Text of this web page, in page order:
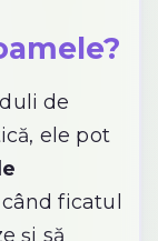
de
ele pot
ficatul
și să